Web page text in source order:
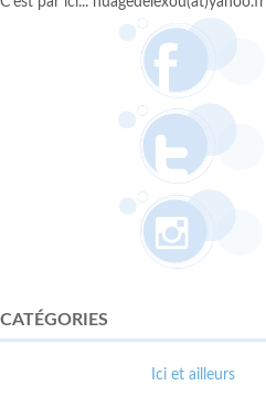
CATÉGORIES
Ici et ailleurs